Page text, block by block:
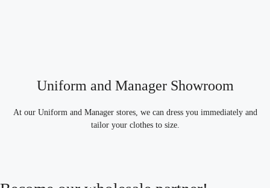
Uniform and Manager Showroom
At our Uniform and Manager stores, we can dress you immediately and
tailor your clothes to size.